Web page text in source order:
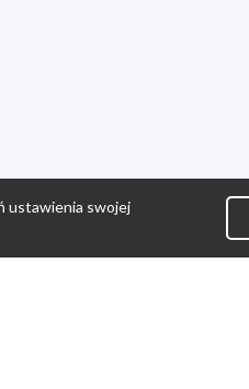
ustawienia swojej